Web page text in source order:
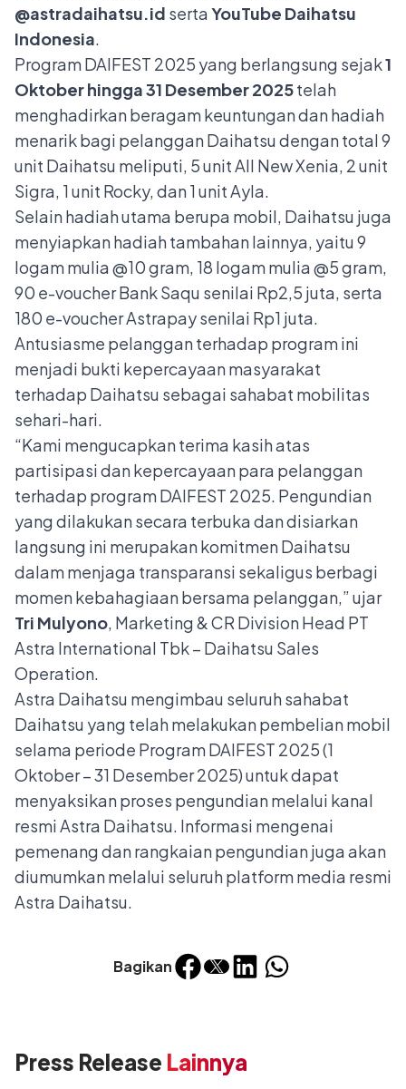
Bagikan
@astradaihatsu.id sertaYouTube Daihatsu
Indonesia.
Program DAIFEST 2025 yang berlangsung sejak1
Oktober hingga 31 Desember 2025telah
menghadirkan beragam keuntungan dan hadiah
menarik bagi pelanggan Daihatsu dengan total 9
unit Daihatsu meliputi, 5 unit All New Xenia, 2 unit
Sigra, 1 unit Rocky, dan 1 unit Ayla.
Selain hadiah utama berupa mobil, Daihatsu juga
menyiapkan hadiah tambahan lainnya, yaitu 9
logam mulia @10 gram, 18 logam mulia @5 gram,
90 e-voucher Bank Saqu senilai Rp2,5 juta, serta
180 e-voucher Astrapay senilai Rp1 juta.
Antusiasme pelanggan terhadap program ini
menjadi bukti kepercayaan masyarakat
terhadap Daihatsu sebagai sahabat mobilitas
sehari-hari.
“Kami mengucapkan terima kasih atas
partisipasi dan kepercayaan para pelanggan
terhadap program DAIFEST 2025. Pengundian
yang dilakukan secara terbuka dan disiarkan
langsung ini merupakan komitmen Daihatsu
dalam menjaga transparansi sekaligus berbagi
momen kebahagiaan bersama pelanggan,” ujar
Tri Mulyono, Marketing & CR Division Head PT
Astra International Tbk – Daihatsu Sales
Operation.
Astra Daihatsu mengimbau seluruh sahabat
Daihatsu yang telah melakukan pembelian mobil
selama periode Program DAIFEST 2025 (1
Oktober – 31 Desember 2025) untuk dapat
menyaksikan proses pengundian melalui kanal
resmi Astra Daihatsu. Informasi mengenai
pemenang dan rangkaian pengundian juga akan
diumumkan melalui seluruh platform media resmi
Astra Daihatsu.
Press Release Lainnya